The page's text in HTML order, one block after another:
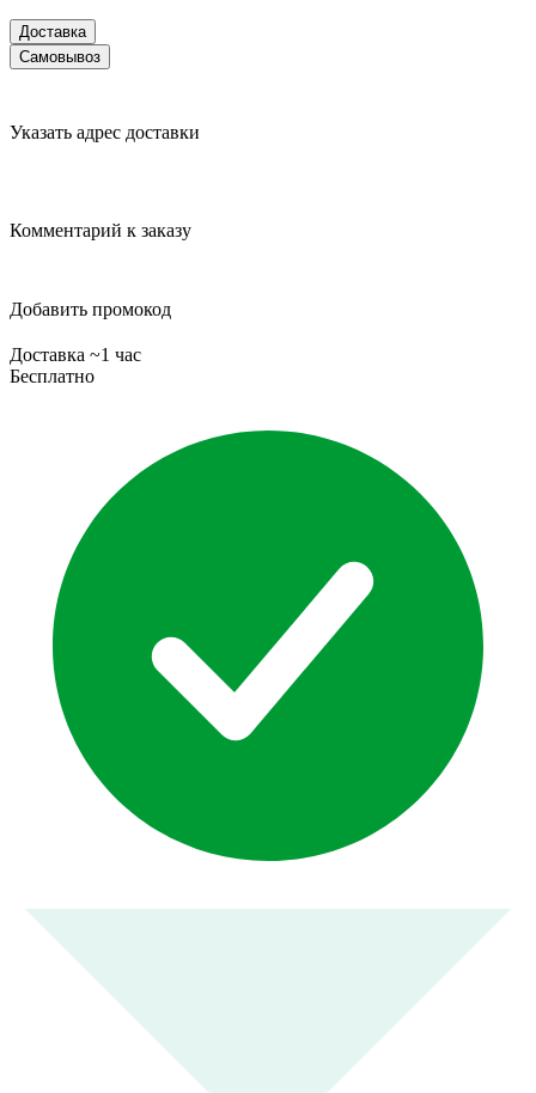
Доставка
Самовывоз
Указать адрес доставки
Комментарий к заказу
Добавить промокод
Доставка ~1 час
Бесплатно